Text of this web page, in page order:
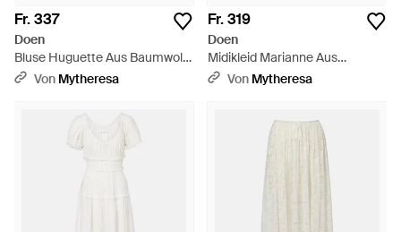
Fr. 337
Doen
Bluse Huguette Aus Baumwolle
- Weiß
Von Mytheresa
Fr. 319
Doen
Midikleid Marianne Aus
Baumwollpopeline - Weiß
Von Mytheresa